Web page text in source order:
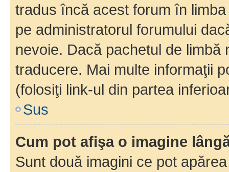
tradus încă acest forum în
pe administratorul forumului
nevoie. Dacă pachetul de
traducere. Mai multe informaţii
(folosiţi link-ul din partea
Sus
Cum pot afişa o imagine
Sunt două imagini ce pot